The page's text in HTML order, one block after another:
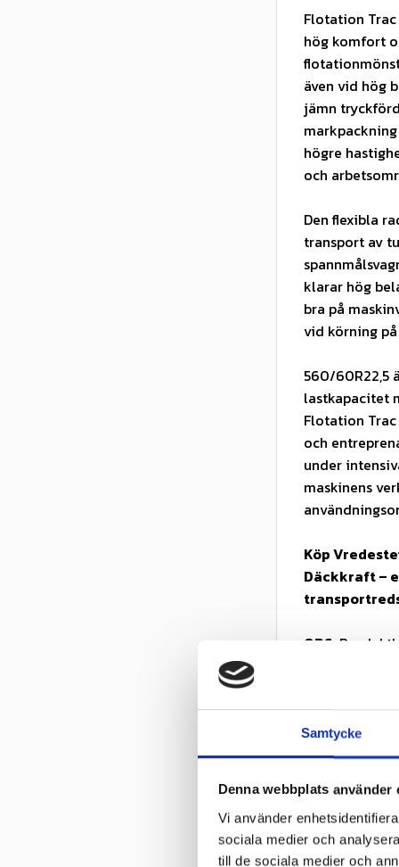
Samtycke
Denna webbplats använder
Vi använder
sociala medier och
till de sociala medier och
Flotation
hög komfort
även vid hög
jämn
högre
och
Den flexibla
transport av
klarar hög
bra på
vid körning
560/60R22,5
lastkapacitet
Flotation
och
under
maskinens
Köp
Däckkraft –
OBS:
Kontrollera
och lufttryck
✓ Radialt
✓ Låg
✓ Stabil och